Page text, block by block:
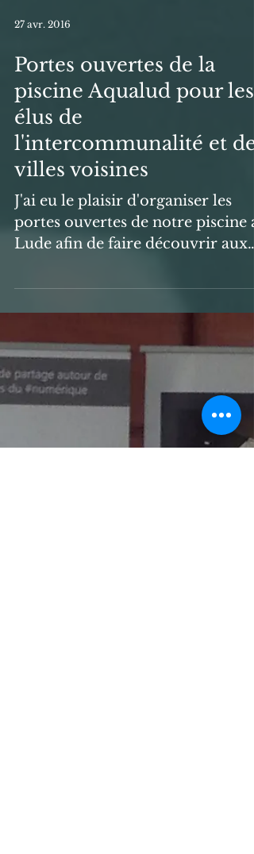
27 avr. 2016
Portes ouvertes de la
élus de
l'intercommunalité et des
portes ouvertes de notre piscine
Lude afin de faire découvrir aux
élus nos équipements et nos...